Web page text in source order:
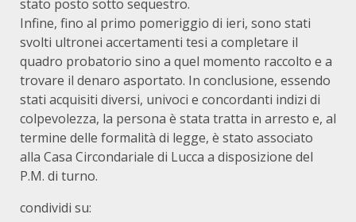
stato posto sotto sequestro.
Infine, fino al primo pomeriggio di ieri, sono stati
svolti ultronei accertamenti tesi a completare il
quadro probatorio sino a quel momento raccolto e a
trovare il denaro asportato. In conclusione, essendo
stati acquisiti diversi, univoci e concordanti indizi di
colpevolezza, la persona è stata tratta in arresto e, al
termine delle formalità di legge, è stato associato
alla Casa Circondariale di Lucca a disposizione del
P.M. di turno.
condividi su: